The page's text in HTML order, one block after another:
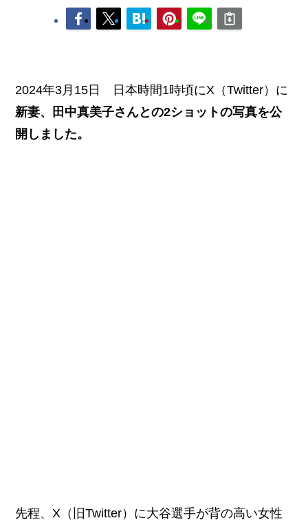
2024年3月15日 日本時間1時頃にX（Twitter）に
新妻、田中真美子さんとの2ショットの写真を公
開しました。
先程、X（旧Twitter）に大谷選手が背の高い女性